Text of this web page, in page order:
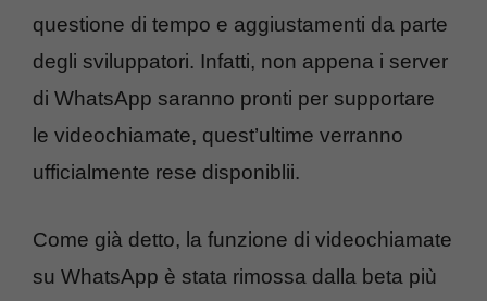
questione di tempo e aggiustamenti da parte
degli sviluppatori. Infatti, non appena i server
di WhatsApp saranno pronti per supportare
le videochiamate, quest’ultime verranno
ufficialmente rese disponiblii.
Come già detto, la funzione di videochiamate
su WhatsApp è stata rimossa dalla beta più